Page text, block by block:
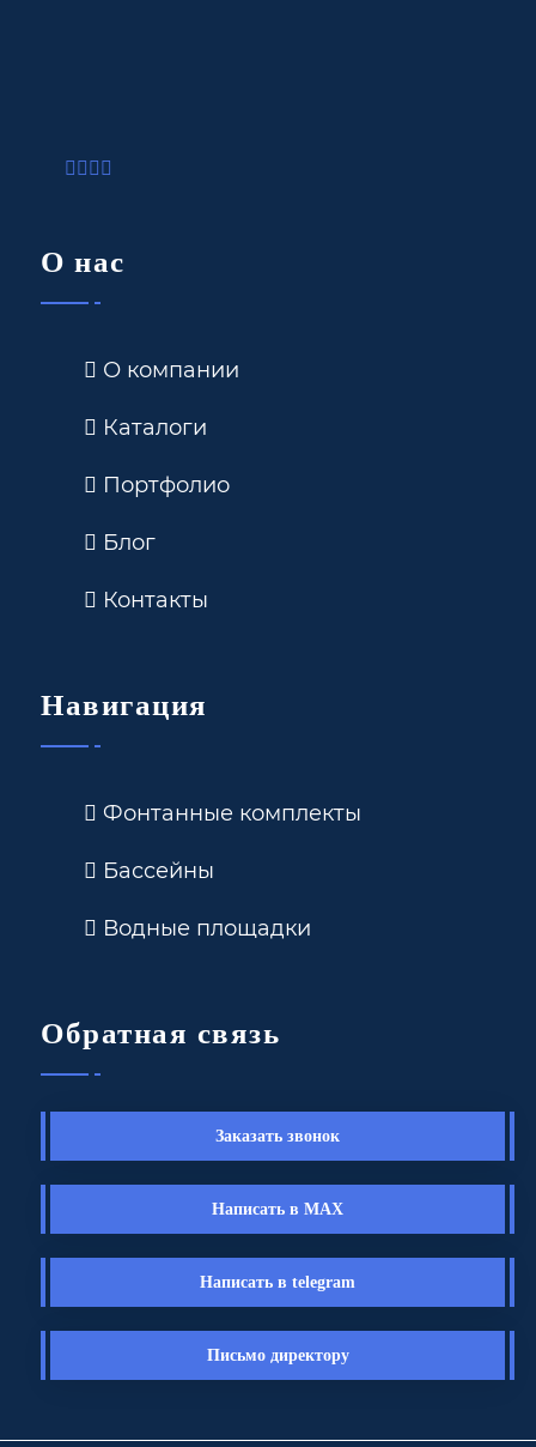
О нас
О компании
Каталоги
Портфолио
Блог
Контакты
Навигация
Фонтанные комплекты
Бассейны
Водные площадки
Обратная связь
Заказать звонок
Написать в MAX
Написать в telegram
Письмо директору